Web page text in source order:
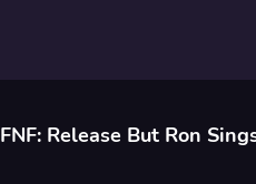
FNF: Release But Ron